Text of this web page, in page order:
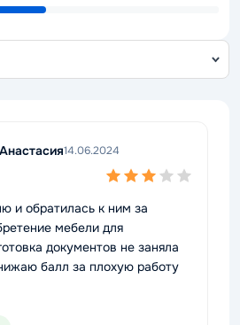
14.06.2024
и обратилась к ним за
мебели для
документов не заняла
балл за плохую работу